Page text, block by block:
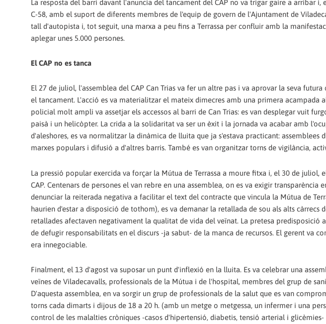
La resposta del barri davant l'anuncia del tancament del CAP no va trigar gaire a arribar
C-58, amb el suport de diferents membres de l'equip de govern de l'Ajuntament de
tall d'autopista i, tot seguit, una marxa a peu fins a Terrassa per confluir amb la
aplegar unes 5.000 persones.
El CAP no es tanca
El 27 de juliol, l'assemblea del CAP Can Trias va fer un altre pas i va aprovar la seva
el tancament. L'acció es va materialitzar el mateix dimecres amb una primera acampada
policial molt ampli va assetjar els accessos al barri de Can Trias: es van desplegar vuit
paisà i un helicòpter. La crida a la solidaritat va ser un èxit i la jornada va acabar amb
d'aleshores, es va normalitzar la dinàmica de lluita que ja s'estava practicant: assemblees
marxes populars i difusió a d'altres barris. També es van organitzar torns de vigilància,
La pressió popular exercida va forçar la Mútua de Terrassa a moure fitxa i, el 30 de juliol,
CAP. Centenars de persones el van rebre en una assemblea, on es va exigir transparència
denunciar la reiterada negativa a facilitar el text del contracte que vincula la Mútua de
haurien d'estar a disposició de tothom), es va demanar la retallada de sou als alts càrrecs
retallades afectaven negativament la qualitat de vida del veïnat. La pretesa predisposició
de defugir responsabilitats en el discurs -ja sabut- de la manca de recursos. El gerent va
era innegociable.
Finalment, el 13 d'agost va suposar un punt d'inflexió en la lluita. Es va celebrar una
veïnes de Viladecavalls, professionals de la Mútua i de l'hospital, membres del grup de
D'aquesta assemblea, en va sorgir un grup de professionals de la salut que es van
torns cada dimarts i dijous de 18 a 20 h. (amb un metge o metgessa, un infermer i una
control de les malalties cròniques -casos d'hipertensió, diabetis, tensió arterial i